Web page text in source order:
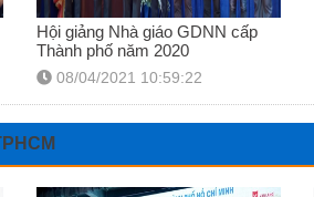
Hội giảng Nhà giáo GDNN cấp
Thành phố năm 2020
08/04/2021 10:59:22